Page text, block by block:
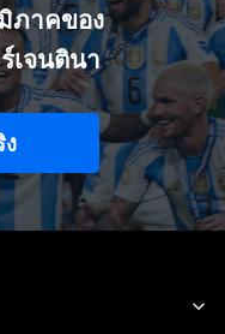
ภาคของ
เจนตินา